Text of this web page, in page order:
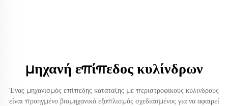
μηχανή επίπεδος κυλίνδρων
Ένας μηχανισμός επίπεδης κατάταξης με περιστροφικούς κύλινδρους
είναι προηγμένο βιομηχανικό εξοπλισμός σχεδιασμένος για να αφαιρεί